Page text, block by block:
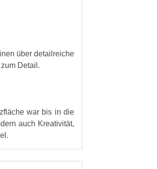
über detailreiche
Detail.
war bis in die
auch Kreativität,